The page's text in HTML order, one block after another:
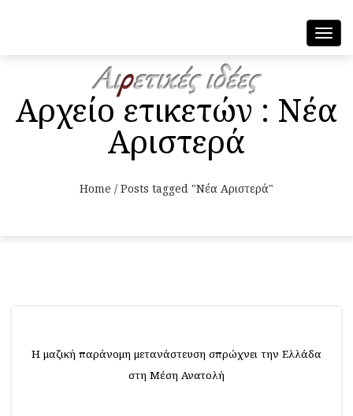
Αρχείο ετικετών : Νέα
Αριστερά
Home / Posts tagged "Νέα Αριστερά"
Η μαζική παράνομη μετανάστευση σπρώχνει την Ελλάδα
στη Μέση Ανατολή